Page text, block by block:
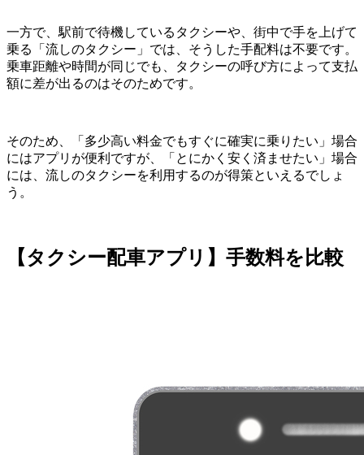
一方で、駅前で待機しているタクシーや、街中で手を上げて
乗る「流しのタクシー」では、そうした手配料は不要です。
乗車距離や時間が同じでも、タクシーの呼び方によって支払
額に差が出るのはそのためです。
そのため、「多少高い料金でもすぐに確実に乗りたい」場合
にはアプリが便利ですが、「とにかく安く済ませたい」場合
には、流しのタクシーを利用するのが得策といえるでしょ
う。
【タクシー配車アプリ】手数料を比較